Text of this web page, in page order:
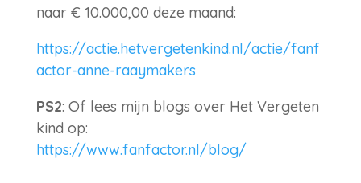
naar € 10.000,00 deze maand:
https://actie.hetvergetenkind.nl/actie/fanf
actor-anne-raaymakers
PS2: Of lees mijn blogs over Het Vergeten
kind op:
https://www.fanfactor.nl/blog/